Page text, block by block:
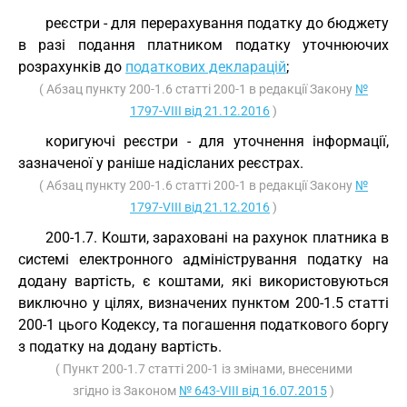
реєстри - для перерахування податку до бюджету
в разі подання платником податку уточнюючих
розрахунків до податкових декларацій;
( Абзац пункту 200-1.6 статті 200-1 в редакції Закону №
1797-VIII від 21.12.2016)
коригуючі реєстри - для уточнення інформації,
зазначеної у раніше надісланих реєстрах.
( Абзац пункту 200-1.6 статті 200-1 в редакції Закону №
1797-VIII від 21.12.2016)
200-1.7. Кошти, зараховані на рахунок платника в
системі електронного адміністрування податку на
додану вартість, є коштами, які використовуються
виключно у цілях, визначених пунктом 200-1.5 статті
200-1 цього Кодексу, та погашення податкового боргу
з податку на додану вартість.
( Пункт 200-1.7 статті 200-1 із змінами, внесеними
згідно із Законом № 643-VIII від 16.07.2015)